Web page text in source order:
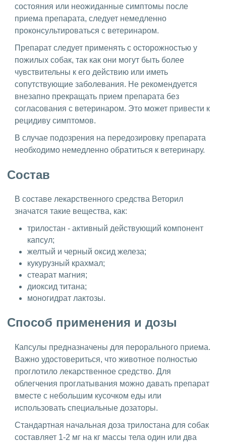
состояния или неожиданные симптомы после
приема препарата, следует немедленно
проконсультироваться с ветеринаром.
Препарат следует применять с осторожностью у
пожилых собак, так как они могут быть более
чувствительны к его действию или иметь
сопутствующие заболевания. Не рекомендуется
внезапно прекращать прием препарата без
согласования с ветеринаром. Это может привести к
рецидиву симптомов.
В случае подозрения на передозировку препарата
необходимо немедленно обратиться к ветеринару.
Состав
В составе лекарственного средства Веторил
значатся такие вещества, как:
трилостан - активный действующий компонент
капсул;
желтый и черный оксид железа;
кукурузный крахмал;
стеарат магния;
диоксид титана;
моногидрат лактозы.
Способ применения и дозы
Капсулы предназначены для перорального приема.
Важно удостовериться, что животное полностью
проглотило лекарственное средство. Для
облегчения проглатывания можно давать препарат
вместе с небольшим кусочком еды или
использовать специальные дозаторы.
Стандартная начальная доза трилостана для собак
составляет 1-2 мг на кг массы тела один или два